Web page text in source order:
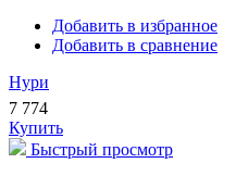
Добавить в избранное
Добавить в сравнение
Нури
7 774
Купить
Быстрый просмотр